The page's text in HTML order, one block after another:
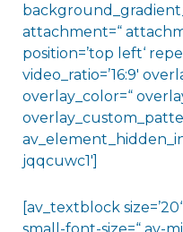
attachment=“
position=’top left‘
video_ratio=’16:9′
overlay_color=“
jqqcuwc1′]
[av_textblock
small-font-size=“ av-